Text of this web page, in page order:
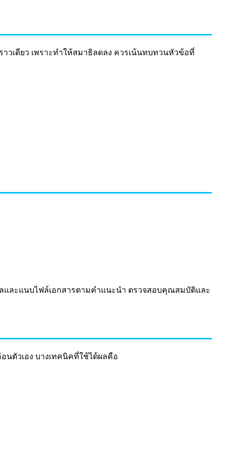
วเดียว เพราะทำให้สมาธิลดลง ควรเน้นทบทวนหัวข้อที่
และแนบไฟล์เอกสารตามคำแนะนำ ตรวจสอบคุณสมบัติและ
ตัวเอง บางเทคนิคที่ใช้ได้ผลคือ